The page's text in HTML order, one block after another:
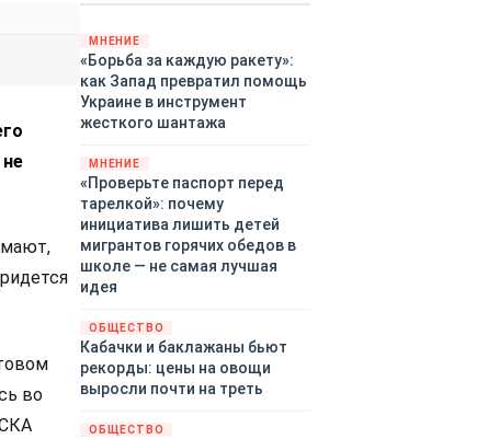
во
МНЕНИЕ
«Борьба за каждую ракету»:
как Запад превратил помощь
Украине в инструмент
жесткого шантажа
МНЕНИЕ
«Проверьте паспорт перед
тарелкой»: почему
инициатива лишить детей
мигрантов горячих обедов в
школе — не самая лучшая
идея
ОБЩЕСТВО
Кабачки и баклажаны бьют
рекорды: цены на овощи
выросли почти на треть
ОБЩЕСТВО